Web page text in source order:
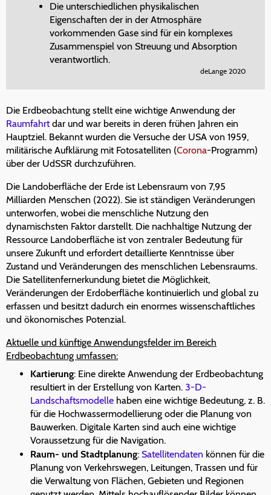
Die unterschiedlichen physikalischen
Eigenschaften der in der Atmosphäre
vorkommenden Gase sind für ein komplexes
Zusammenspiel von Streuung und Absorption
verantwortlich.
deLange 2020
Die Erdbeobachtung stellt eine wichtige Anwendung der
Raumfahrtdar und war bereits in deren frühen Jahren ein
Hauptziel. Bekannt wurden die Versuche der USA von 1959,
militärische Aufklärung mit Fotosatelliten (Corona-Programm)
über der UdSSR durchzuführen.
Die Landoberfläche der Erde ist Lebensraum von 7,95
Milliarden Menschen (2022). Sie ist ständigen Veränderungen
unterworfen, wobei die menschliche Nutzung den
dynamischsten Faktor darstellt. Die nachhaltige Nutzung der
Ressource Landoberfläche ist von zentraler Bedeutung für
unsere Zukunft und erfordert detaillierte Kenntnisse über
Zustand und Veränderungen des menschlichen Lebensraums.
Die Satellitenfernerkundung bietet die Möglichkeit,
Veränderungen der Erdoberfläche kontinuierlich und global zu
erfassen und besitzt dadurch ein enormes wissenschaftliches
und ökonomisches Potenzial.
Aktuelle und künftige Anwendungsfelder im Bereich
Erdbeobachtung umfassen:
Kartierung: Eine direkte Anwendung der Erdbeobachtung
resultiert in der Erstellung von Karten. 3-D-
Landschaftsmodelle haben eine wichtige Bedeutung, z. B.
für die Hochwassermodellierung oder die Planung von
Bauwerken. Digitale Karten sind auch eine wichtige
Voraussetzung für die Navigation.
Raum- und Stadtplanung: Satellitendaten können für die
Planung von Verkehrswegen, Leitungen, Trassen und für
die Verwaltung von Flächen, Gebieten und Regionen